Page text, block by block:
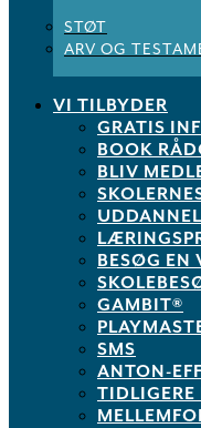
STØT
ARV OG
VI TILBYDER
GRATIS
BOOK
BLIV
BESØG EN
GAMBIT®
SMS
ANTON-
TIDLIGERE